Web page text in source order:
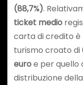
(88,7%).
ticket medio
carta di credito è
turismo croato di
euroe per quello
distribuzione